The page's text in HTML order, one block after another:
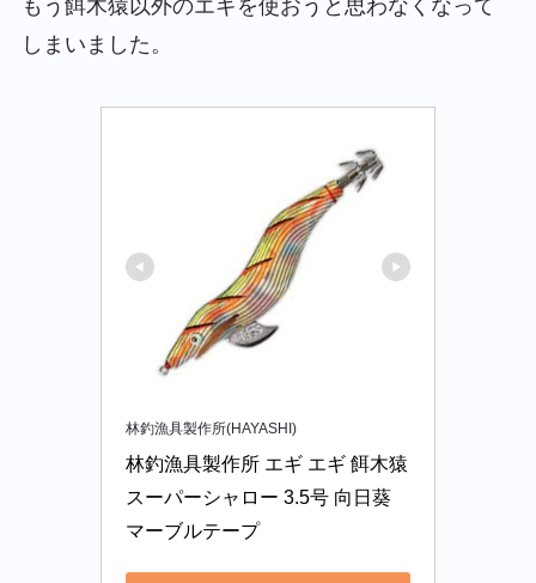
もう餌木猿以外のエギを使おうと思わなくなって
しまいました。
林釣漁具製作所(HAYASHI)
林釣漁具製作所 エギ エギ 餌木猿
スーパーシャロー 3.5号 向日葵
マーブルテープ